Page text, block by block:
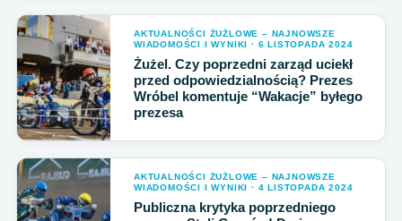
AKTUALNOŚCI ŻUŻLOWE – NAJNOWSZE
WIADOMOŚCI I WYNIKI · 6 LISTOPADA 2024
Żużel. Czy poprzedni zarząd uciekł
przed odpowiedzialnością? Prezes
Wróbel komentuje “Wakacje” byłego
prezesa
AKTUALNOŚCI ŻUŻLOWE – NAJNOWSZE
WIADOMOŚCI I WYNIKI · 4 LISTOPADA 2024
Publiczna krytyka poprzedniego